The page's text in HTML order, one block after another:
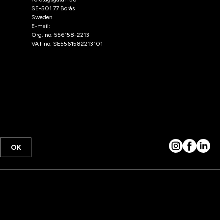
SE-501 77 Borås
Sweden
E-mail:
Org. no: 556158-2213
VAT no: SE5561582213101
OK